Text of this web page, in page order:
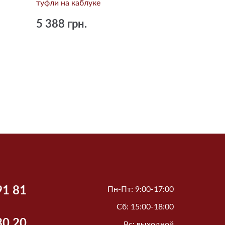
туфли на каблуке
5 388 грн.
81
Пн-Пт: 9:00-17:00
Сб: 15:00-18:00